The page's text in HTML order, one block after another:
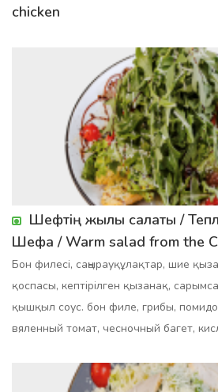
chicken
Шефтің жылы салаты /
Шефа / Warm salad from the
Бон филесі, саңырауқұлақтар, шие
қоспасы, кептірілген қызанақ,
қышқыл соус. бон филе, грибы,
вяленный томат, чесночный багет,